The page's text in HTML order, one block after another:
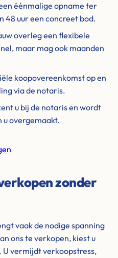
éénmalige opname ter
48 uur een concreet bod.
overleg een flexibele
maar mag ook maanden
koopovereenkomst op en
via de notaris.
u bij de notaris en wordt
u overgemaakt.
zonder
vaak de nodige spanning
ons te verkopen, kiest u
U vermijdt verkoopstress,